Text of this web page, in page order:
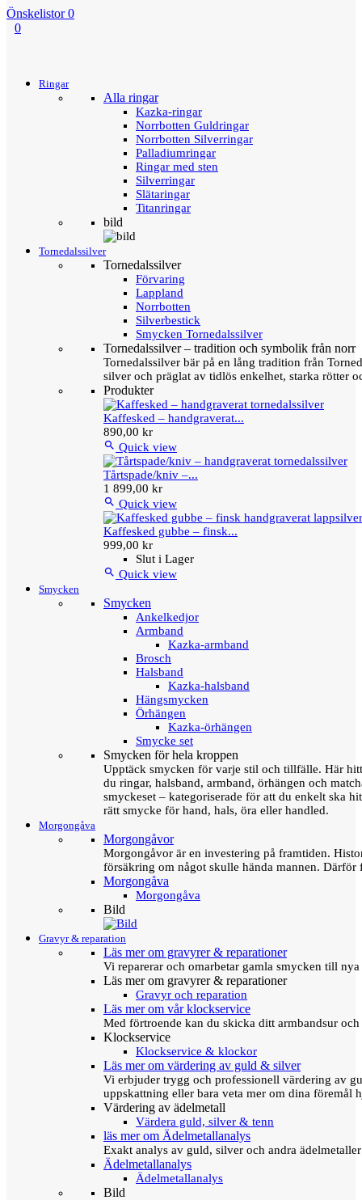
Önskelistor 0
0
Ringar
Alla ringar
Kazka-ringar
Norrbotten Guldringar
Norrbotten Silverringar
Palladiumringar
Ringar med sten
Silverringar
Slätaringar
Titanringar
bild
Tornedalssilver
Tornedalssilver
Förvaring
Lappland
Norrbotten
Silverbestick
Smycken Tornedalssilver
Tornedalssilver – tradition och symbolik från norr
Tornedalssilver bär på en lång tradition från
silver och präglat av tidlös enkelhet, starka rötter
Produkter
Kaffesked – handgraverat...
890,00 kr
 Quick view
Tårtspade/kniv –...
1 899,00 kr
 Quick view
Kaffesked gubbe – finsk...
999,00 kr
Slut i Lager
 Quick view
Smycken
Smycken
Ankelkedjor
Armband
Kazka-armband
Brosch
Halsband
Kazka-halsband
Hängsmycken
Örhängen
Kazka-örhängen
Smycke set
Smycken för hela kroppen
Upptäck smycken för varje stil och tillfälle. Här
du ringar, halsband, armband, örhängen och
smyckeset – kategoriserade för att du enkelt ska
rätt smycke för hand, hals, öra eller handled.
Morgongåva
Morgongåvor
Morgongåvor är en investering på framtiden.
försäkring om något skulle hända mannen.
Morgongåva
Morgongåva
Bild
Gravyr & reparation
Läs mer om gravyrer & reparationer
Vi reparerar och omarbetar gamla smycken till
Läs mer om gravyrer & reparationer
Gravyr och reparation
Läs mer om vår klockservice
Med förtroende kan du skicka ditt armbandsur
Klockservice
Klockservice & klockor
Läs mer om värdering av guld & silver
Vi erbjuder trygg och professionell värdering av
uppskattning eller bara veta mer om dina föremål
Värdering av ädelmetall
Värdera guld, silver & tenn
läs mer om Ädelmetallanalys
Exakt analys av guld, silver och andra
Ädelmetallanalys
Ädelmetallanalys
Bild